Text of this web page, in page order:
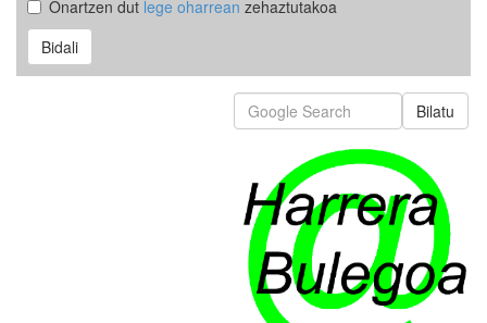
Onartzen dut lege oharrean zehaztutakoa
Bidali
Bilatu